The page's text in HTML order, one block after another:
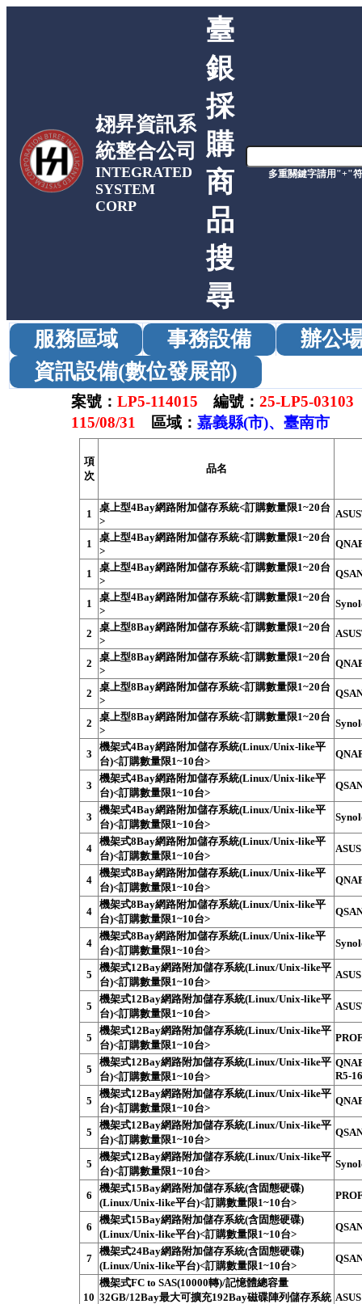
翃昇資訊系
統整合公司
INTEGRATED
SYSTEM
CORP
臺
銀
採
購
商
品
搜
尋
多重關鍵字請用"+"
服務區域 事務設備
辦公
資訊設備(數位發展部)
案號： LP5-114015 編號： 25-LP5-03103
115/08/31
區域： 嘉義縣(市)、臺南市
項
次
品名
1
桌上型4Bay網路附加儲存系統<訂購數量限1~20台
>
1
桌上型4Bay網路附加儲存系統<訂購數量限1~20台
>
1
桌上型4Bay網路附加儲存系統<訂購數量限1~20台
>
1
桌上型4Bay網路附加儲存系統<訂購數量限1~20台
>
2
桌上型8Bay網路附加儲存系統<訂購數量限1~20台
>
2
桌上型8Bay網路附加儲存系統<訂購數量限1~20台
>
2
桌上型8Bay網路附加儲存系統<訂購數量限1~20台
>
2
桌上型8Bay網路附加儲存系統<訂購數量限1~20台
>
3
機架式4Bay網路附加儲存系統(Linux/Unix-like平
台)<訂購數量限1~10台>
3
機架式4Bay網路附加儲存系統(Linux/Unix-like平
台)<訂購數量限1~10台>
3
機架式4Bay網路附加儲存系統(Linux/Unix-like平
台)<訂購數量限1~10台>
4
機架式8Bay網路附加儲存系統(Linux/Unix-like平
台)<訂購數量限1~10台>
4
機架式8Bay網路附加儲存系統(Linux/Unix-like平
台)<訂購數量限1~10台>
4
機架式8Bay網路附加儲存系統(Linux/Unix-like平
台)<訂購數量限1~10台>
4
機架式8Bay網路附加儲存系統(Linux/Unix-like平
台)<訂購數量限1~10台>
5
機架式12Bay網路附加儲存系統(Linux/Unix-like平
台)<訂購數量限1~10台>
5
機架式12Bay網路附加儲存系統(Linux/Unix-like平
台)<訂購數量限1~10台>
5
機架式12Bay網路附加儲存系統(Linux/Unix-like平
台)<訂購數量限1~10台>
5
機架式12Bay網路附加儲存系統(Linux/Unix-like平
台)<訂購數量限1~10台>
R5-
5
機架式12Bay網路附加儲存系統(Linux/Unix-like平
台)<訂購數量限1~10台>
5
機架式12Bay網路附加儲存系統(Linux/Unix-like平
台)<訂購數量限1~10台>
5
機架式12Bay網路附加儲存系統(Linux/Unix-like平
台)<訂購數量限1~10台>
6
機架式15Bay網路附加儲存系統(含固態硬碟)
(Linux/Unix-like平台)<訂購數量限1~10台>
6
機架式15Bay網路附加儲存系統(含固態硬碟)
(Linux/Unix-like平台)<訂購數量限1~10台>
7
機架式24Bay網路附加儲存系統(含固態硬碟)
(Linux/Unix-like平台)<訂購數量限1~10台>
10
機架式FC to SAS(10000轉)/記憶體總容量
32GB/12Bay最大可擴充192Bay磁碟陣列儲存系統